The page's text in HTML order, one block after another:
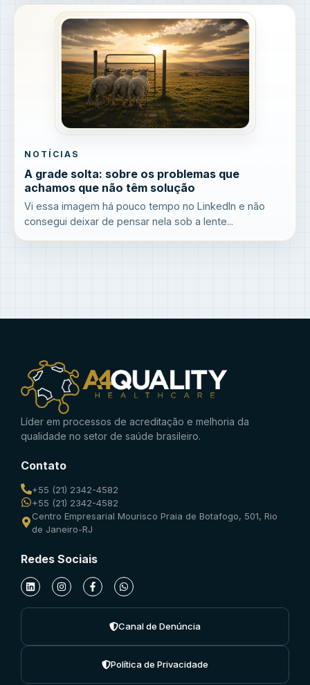
NOTÍCIAS
A grade solta: sobre os problemas que
achamos que não têm solução
Vi essa imagem há pouco tempo no LinkedIn e não
consegui deixar de pensar nela sob a lente...
Líder em processos de acreditação e melhoria da
qualidade no setor de saúde brasileiro.
Contato
+55 (21) 2342-4582
+55 (21) 2342-4582
Centro Empresarial Mourisco Praia de Botafogo, 501, Rio
de Janeiro-RJ
Redes Sociais
Canal de Denúncia
Política de Privacidade